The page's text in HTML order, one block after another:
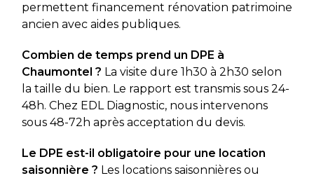
permettent financement rénovation patrimoine
ancien avec aides publiques.
Combien de temps prend un DPE à
Chaumontel ? La visite dure 1h30 à 2h30 selon
la taille du bien. Le rapport est transmis sous 24-
48h. Chez EDL Diagnostic, nous intervenons
sous 48-72h après acceptation du devis.
Le DPE est-il obligatoire pour une location
saisonnière ? Les locations saisonnières ou